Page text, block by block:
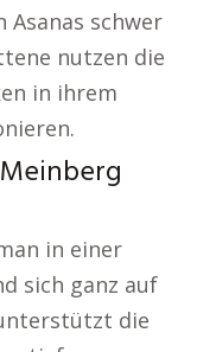
schwer
nutzen die
in ihrem
in einer
sich ganz auf
die